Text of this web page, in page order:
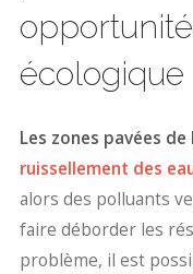
écologique
Les zones pavées
ruissellement des
alors des polluants
faire déborder les
problème, il est